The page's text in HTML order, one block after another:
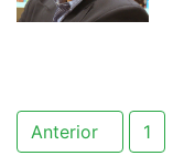
Anterior 1